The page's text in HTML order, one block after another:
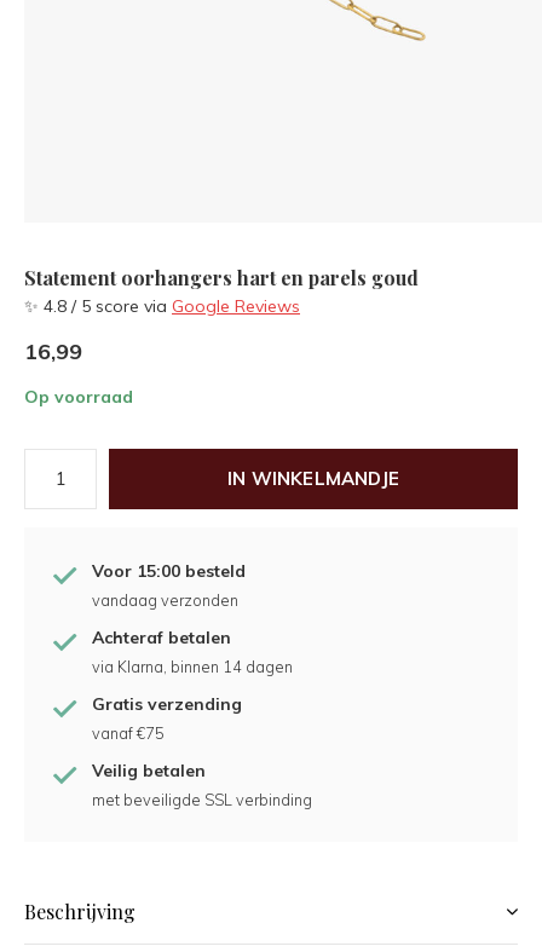
Statement oorhangers hart en parels goud
✨ 4.8 / 5 score via Google Reviews
16,99
Op voorraad
IN WINKELMANDJE
Voor 15:00 besteld
vandaag verzonden
Achteraf betalen
via Klarna, binnen 14 dagen
Gratis verzending
vanaf €75
Veilig betalen
met beveiligde SSL verbinding
Beschrijving